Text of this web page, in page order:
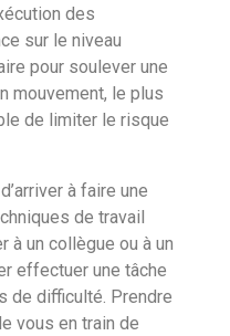
des
sur le niveau
pour soulever une
mouvement, le plus
de limiter le risque
à faire une
de travail
à un collègue ou à un
effectuer une tâche
de difficulté. Prendre
vous en train de